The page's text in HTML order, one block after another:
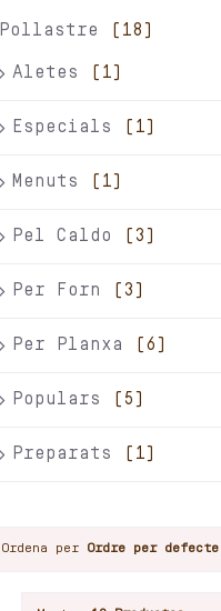
Pollastre (18)
Aletes (1)
Especials (1)
Menuts (1)
Pel Caldo (3)
Per Forn (3)
Per Planxa (6)
Populars (5)
Preparats (1)
Ordena per Ordre per defecte